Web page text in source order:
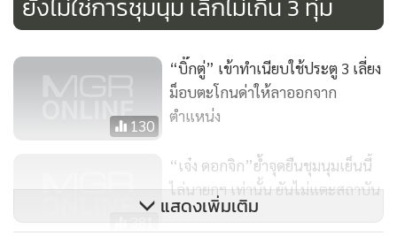
ยังไม่ใช่การชุมนุม เลิกไม่เกิน 3 ทุ่ม
130
“บิ๊กตู่” เข้าทำเนียบใช้ประตู 3 เลี่ยง
ม็อบตะโกนด่าให้ลาออกจาก
ตำแหน่ง
381
“เจ๋ง ดอกจิก”ย้ำจุดยืนชุมนุมเย็นนี้
ไล่นายกฯ เท่านั้น ยันไม่แตะสถาบัน
แสดงเพิ่มเติม